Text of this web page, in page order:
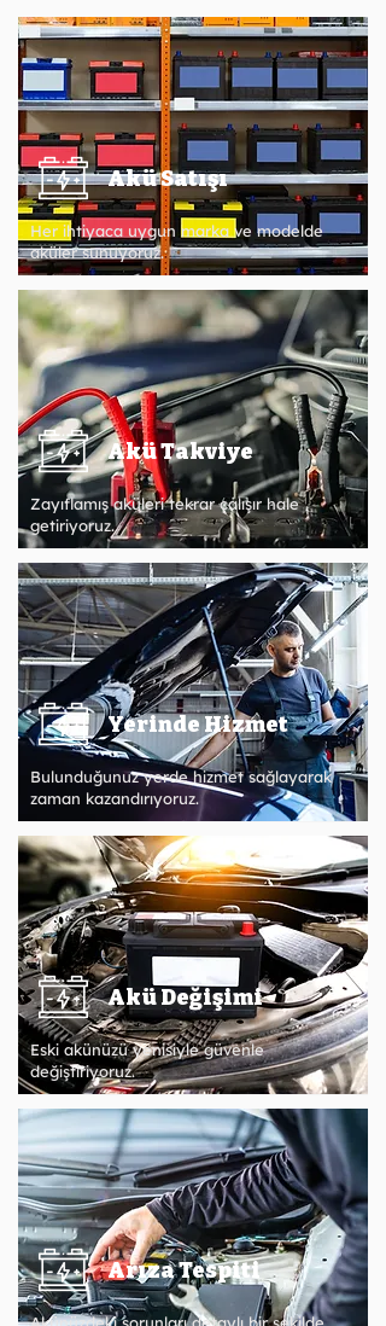
Akü Satışı
Her ihtiyaca uygun marka ve modelde
aküler sunuyoruz.
Akü Takviye
Zayıflamış aküleri tekrar çalışır hale
getiriyoruz.
Yerinde Hizmet
Bulunduğunuz yerde hizmet sağlayarak
zaman kazandırıyoruz.
Akü Değişimi
Eski akünüzü yenisiyle güvenle
değiştiriyoruz.
Arıza Tespiti